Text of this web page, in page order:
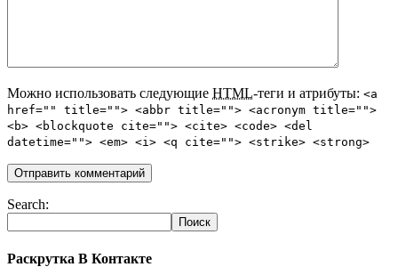
Можно использовать следующие HTML-теги и атрибуты: <a
href="" title=""> <abbr title=""> <acronym title="">
<b> <blockquote cite=""> <cite> <code> <del
datetime=""> <em> <i> <q cite=""> <strike> <strong>
Search:
Раскрутка В Контакте